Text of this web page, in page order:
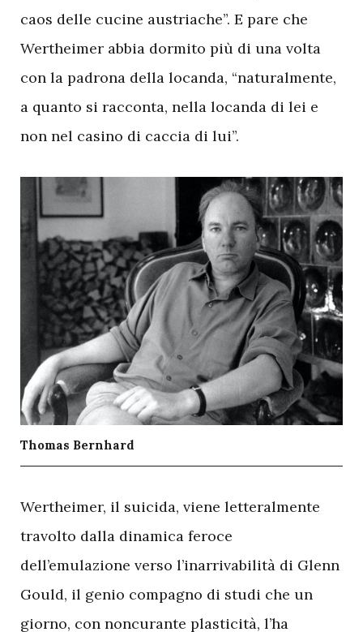
caos delle cucine austriache”. E pare che
Wertheimer abbia dormito più di una volta
con la padrona della locanda, “naturalmente,
a quanto si racconta, nella locanda di lei e
non nel casino di caccia di lui”.
Thomas Bernhard
Wertheimer, il suicida, viene letteralmente
travolto dalla dinamica feroce
dell’emulazione verso l’inarrivabilità di Glenn
Gould, il genio compagno di studi che un
giorno, con noncurante plasticità, l’ha